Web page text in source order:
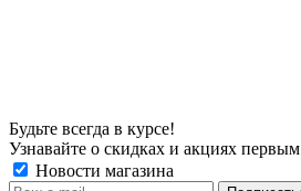
Будьте всегда в курсе!
Узнавайте о скидках и акциях первым
Новости магазина